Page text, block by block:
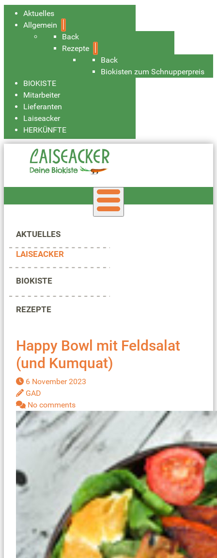
Aktuelles
Allgemein
Back
Rezepte
Back
Biokisten zum Schnupperpreis
BIOKISTE
Mitarbeiter
Lieferanten
Laiseacker
HERKÜNFTE
AKTUELLES
LAISEACKER
BIOKISTE
REZEPTE
Happy Bowl mit Feldsalat
(und Kumquat)
6 November 2023
GAD
No comments